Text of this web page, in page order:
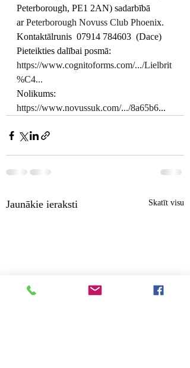
Peterborough, PE1 2AN) sadarbībā
ar Peterborough Novuss Club Phoenix.
Kontaktālrunis  07914 784603  (Dace)
Pieteikties dalībai posmā:
https://www.cognitoforms.com/.../Lielbrit
%C4...
Nolikums:
https://www.novussuk.com/.../8a65b6...
Jaunākie ieraksti Skatīt visu